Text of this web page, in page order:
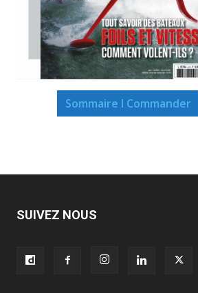
Sommaire I Commander
SUIVEZ NOUS